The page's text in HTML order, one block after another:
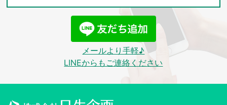
メールより手軽♪
LINEからもご連絡ください